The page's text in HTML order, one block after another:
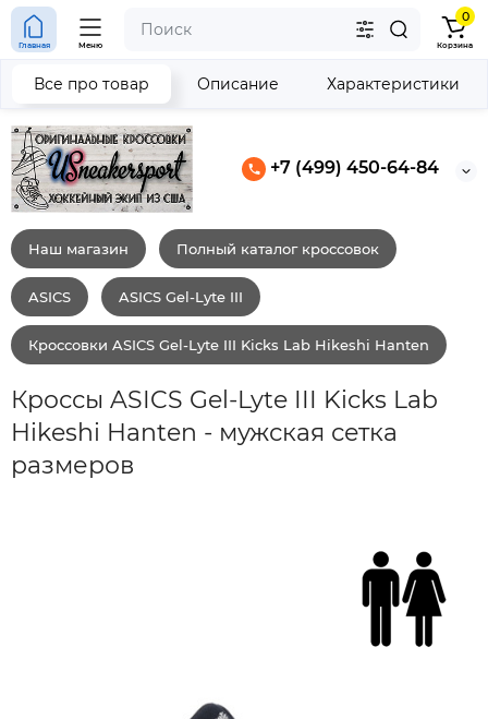
+7 (499) 450-64-84
Главная Меню
0
Корзина
Наш магазин Полный каталог кроссовок
ASICS ASICS Gel-Lyte III
Кроссовки ASICS Gel-Lyte III Kicks Lab Hikeshi Hanten
Кроссы ASICS Gel-Lyte III Kicks Lab
Hikeshi Hanten - мужская сетка
размеров
Все про товар Описание Характеристики